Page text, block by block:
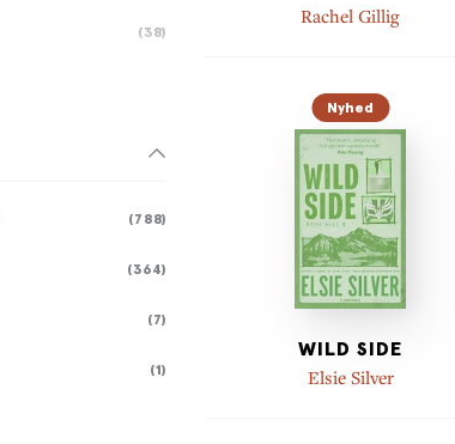
(38)
(788)
(364)
(7)
(1)
Rachel Gillig
Nyhed
WILD SIDE
Elsie Silver